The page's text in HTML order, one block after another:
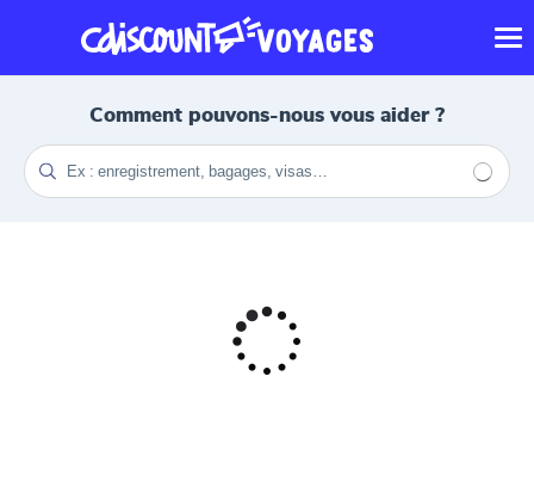
Comment pouvons-nous vous aider ?